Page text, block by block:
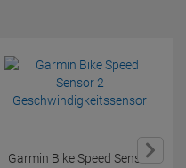
Garmin Bike Speed Sensor